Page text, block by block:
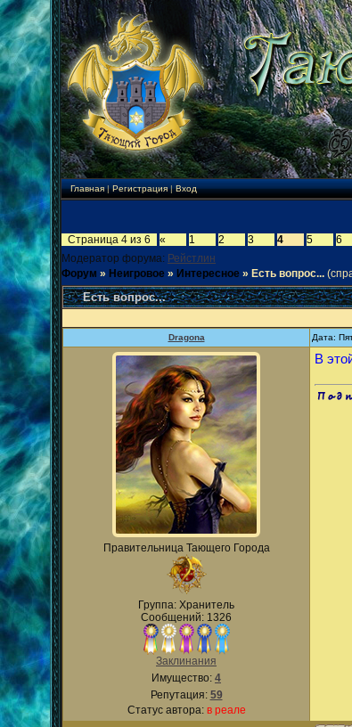
Главная|Регистрация|Вход
Страница 4 из 6 « 1 2 3 4 5 6
Модератор форума: Рейстлин
Форум » Неигровое » Интересное » Есть вопрос...
Есть вопрос...
Dragona Дата:
Правительница Тающего Города
Группа: Хранитель
Сообщений: 1326
Заклинания
Имущество: 4
Репутация: 59
Статус автора: в реале
В
.